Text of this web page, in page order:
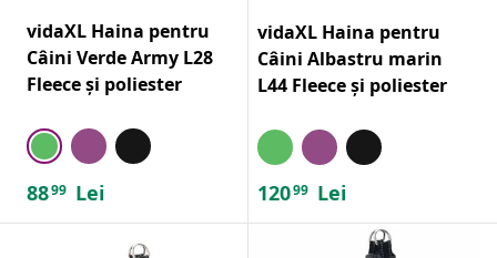
vidaXL Haina pentru
Câini Verde Army L28
Fleece și poliester
8899 Lei
vidaXL Haina pentru
Câini Albastru marin
L44 Fleece și poliester
12099 Lei